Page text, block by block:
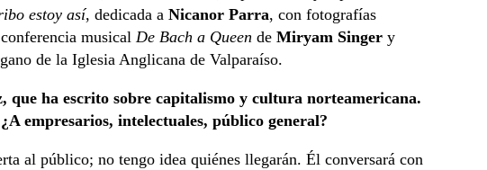
estoy así, dedicada a Nicanor Parra, con fotografías
musical De Bach a Queen de Miryam Singer y
de la Iglesia Anglicana de Valparaíso.
que ha escrito sobre capitalismo y cultura norteamericana.
empresarios, intelectuales, público general?
al público; no tengo idea quiénes llegarán. Él conversará con